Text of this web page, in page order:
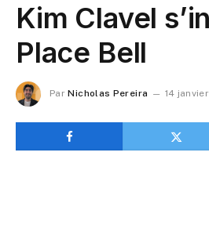
Kim Clavel
Place Bell
Par Nicholas Pereira 14